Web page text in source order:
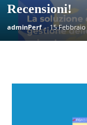
Recensioni!
adminPerf - 15 Febbraio